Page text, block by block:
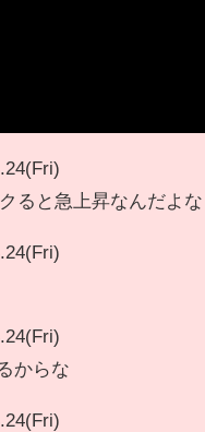
ると急上昇なんだよな
からな